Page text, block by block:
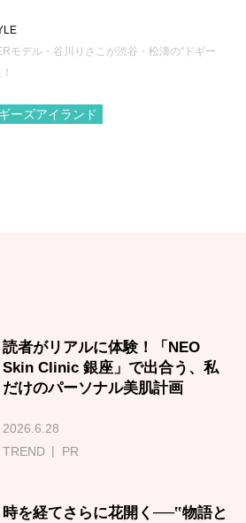
モデル・谷川りさこが渋谷・松濤の“ドギー
ーズアイランド
読者がリアルに体験！「NEO
Skin Clinic 銀座」で出合う、私
だけのパーソナル美肌計画
2026.6.28
TREND
PR
時を経てさらに花開く──‟物語と